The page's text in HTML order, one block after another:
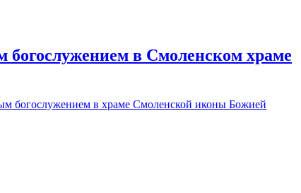
богослужением в Смоленском храме
богослужением в храме Смоленской иконы Божией